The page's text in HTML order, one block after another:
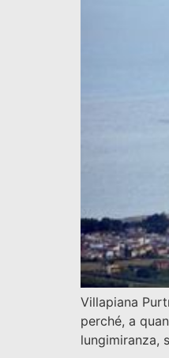
Villapiana
perché, a
lungimiranza,